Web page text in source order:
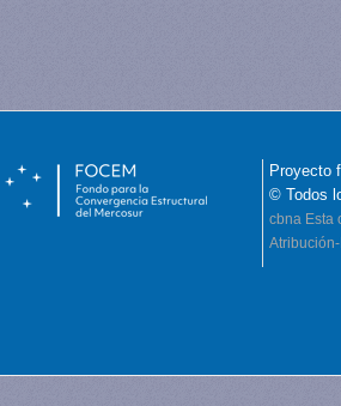
Proyecto
© Todos
cbna Esta